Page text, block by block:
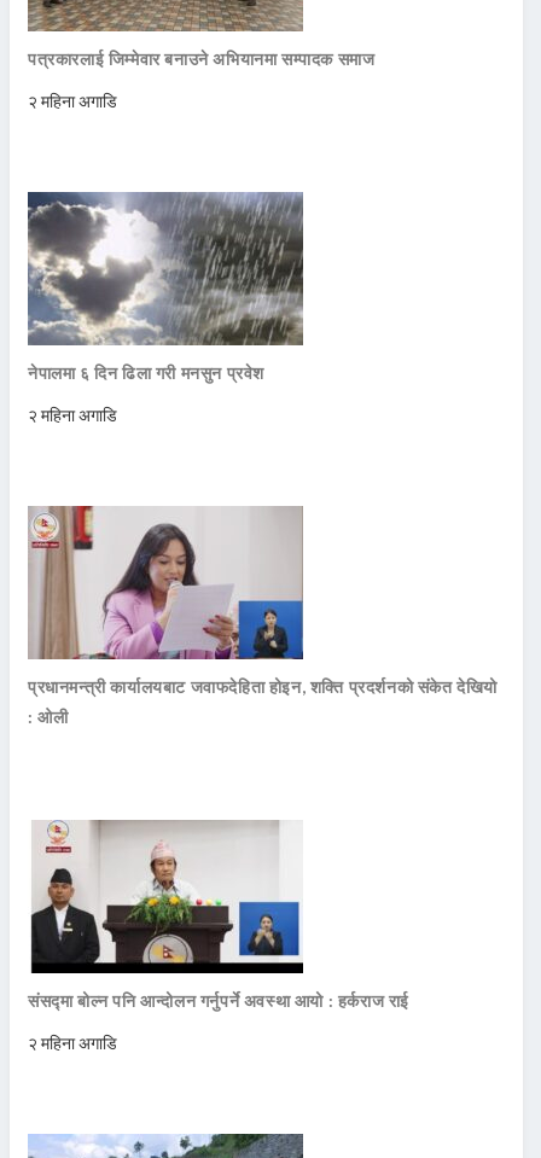
पत्रकारलाई जिम्मेवार बनाउने अभियानमा सम्पादक समाज
२ महिना अगाडि
नेपालमा ६ दिन ढिला गरी मनसुन प्रवेश
२ महिना अगाडि
प्रधानमन्त्री कार्यालयबाट जवाफदेहिता होइन, शक्ति प्रदर्शनको संकेत देखियो
: ओली
संसद्मा बोल्न पनि आन्दोलन गर्नुपर्ने अवस्था आयो : हर्कराज राई
२ महिना अगाडि